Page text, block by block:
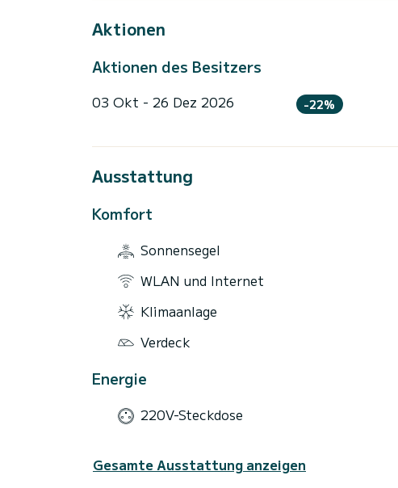
Aktionen
Aktionen des Besitzers
03 Okt - 26 Dez 2026 -22%
Ausstattung
Komfort
Sonnensegel
WLAN und Internet
Klimaanlage
Verdeck
Energie
220V-Steckdose
Gesamte Ausstattung anzeigen